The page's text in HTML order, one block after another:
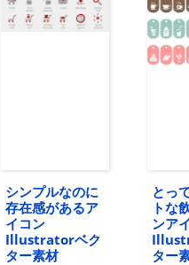
シンプルなのに
存在感があるア
イコン
Illustratorベク
ター素材
とっ
トな
ンア
ター